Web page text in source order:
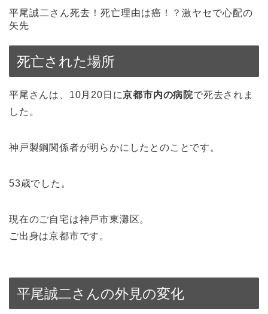
平尾誠二さん死去！死亡理由は癌！？激ヤセで心配の
矢先
死亡された場所
平尾さんは、10月20日に京都市内の病院で死去されま
した。
神戸製鋼関係者が明らかにしたとのことです。
53歳でした。
現在のご自宅は神戸市東灘区。
ご出身は京都市です。
平尾誠二さんの外見の変化